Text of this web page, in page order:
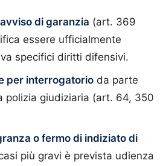
di garanzia (art. 369
essere ufficialmente
specifici diritti difensivi.
per interrogatorio da parte
polizia giudiziaria (art. 64, 350
o fermo di indiziato di
più gravi è prevista udienza